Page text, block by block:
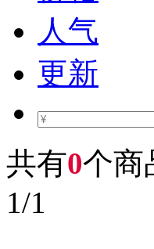
人气
更新
共有0个商
1/1